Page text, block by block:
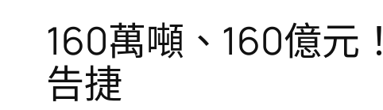
160萬噸、160億元
告捷